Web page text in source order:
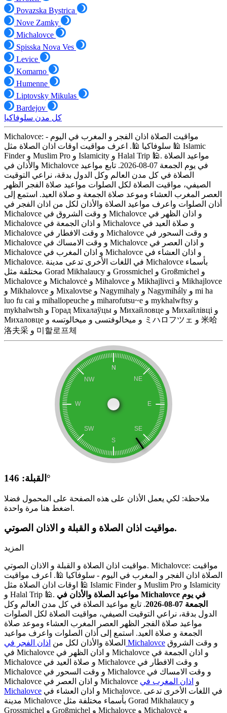
Povazska Bystrica
Nove Zamky
Michalovce
Spisska Nova Ves
Levice
Komarno
Humenne
Liptovsky Mikulas
Bardejov
كل مدن سلوفاكيا
Michalovce: مواقيت الصلاة اذان الفجر و المغرب في اليوم -
سلوفاكيا 🕌. اعرف مواقيت اوقات اذان الصلاة مثل 🕌 Islamic
Finder و Muslim Pro و Islamicity و Halal Trip 🕌. مواعيد الصلاة
والأذان في Michalovce في يوم الجمعة 07-08-2026. تابع مواعيد
الصلاة في كل مدن العالم وكل الدول بدقة، نراعي التوقيت
الصيفي، مواقيت الصلاة لكل الصلوات مواعيد صلاة الفجر الظهر
العصر المغرب العشاء وموعد صلاة الجمعة و صلاة العيد. استمع إلى
أذان الصلوات واعرف مواعيد الصلاة والأذان لكل من اذان الفجر في
Michalovce و وقت الشروق في Michalovce و اذان الظهر في
Michalovce و اذان الجمعة في Michalovce و صلاة العيد في
Michalovce و وقت الافطار في Michalovce و وقت السحور في
Michalovce و وقت الامساك في Michalovce و اذان العصر في
Michalovce و اذان المغرب في Michalovce و اذان العشاء في
Michalovce. في اللغات الأخرى تدعى مدينة Michalovce بأسماء
مختلفة مثل Gorad Mikhalaucy و Grossmichel و Großmichel و
Michalovce و Michalovcė و Mihalovce و Mikhajlivci و Mikhajlovce
و Mikhalovce و Mixalovtse و Nagymihaly و Nagymihály و mi ha
luo fu cai و mihallopeuche و miharofutsu~e و mykhalwftsy و
mykhalwtsh و Горад Міхалаўцы و Михайловце و Михайлівці و
Михаловце و ميخالوفتسى و میخالوتسه و ミハロフツェ و 米哈
洛夫采 و 미할로프체
القبلة: 146°
ملاحظة: لكي يعمل الأذان على هذه الصفحة على المحمول فضلا
اضغط هنا مرة واحدة.
مواقيت اذان الصلاة و القبلة و الاذان الصوتي.
المزيد
مواقيت اذان الصلاة و القبلة و الاذان الصوتي. Michalovce: مواقيت
الصلاة اذان الفجر و المغرب في اليوم - سلوفاكيا 🕌. اعرف مواقيت
اوقات اذان الصلاة مثل 🕌 Islamic Finder و Muslim Pro و Islamicity
و Halal Trip 🕌. مواعيد الصلاة والأذان في Michalovce في يوم
الجمعة 07-08-2026
. تابع مواعيد الصلاة في كل مدن العالم وكل
الدول بدقة، نراعي التوقيت الصيفي، مواقيت الصلاة لكل الصلوات
مواعيد صلاة الفجر الظهر العصر المغرب العشاء وموعد صلاة
الجمعة و صلاة العيد. استمع إلى أذان الصلوات واعرف مواعيد
الصلاة والأذان لكل من اذان الفجر في Michalovce
في Michalovce و اذان الظهر في Michalovce و اذان الجمعة في
Michalovce و صلاة العيد في Michalovce و وقت الافطار في
Michalovce و وقت السحور في Michalovce و وقت الامساك في
Michalovce و اذان العصر في Michalovce و اذان المغرب في
Michalovce
مدينة Michalovce بأسماء مختلفة مثل Gorad Mikhalaucy و
Grossmichel و Großmichel و Michalovce و Michalovcė و